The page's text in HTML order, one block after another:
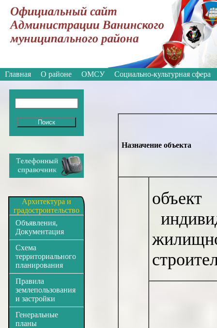
Версия для слабовидящих:
Главная О районе ОМСУ Социально-культурная сфера
Архитектура и
градостроительство
Объявления,
Документация
Схема
территориального
планирования
Правила
землепользования
и застройки
Генеральные
планы
Назначение объекта
объект